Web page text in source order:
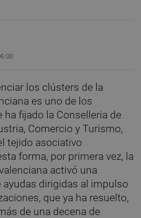
los clústers de la
es uno de los
ha fijado la Conselleria de
Comercio y Turismo,
tejido asociativo
forma, por primera vez, la
activó una
ayudas dirigidas al impulso
que ya ha resuelto,
de una decena de